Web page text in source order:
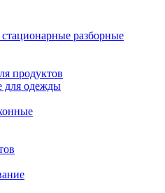
разборные
продуктов
для одежды